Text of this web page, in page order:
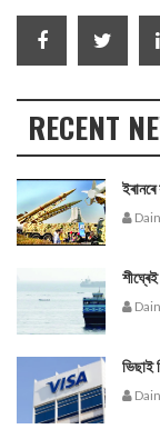
RECENT
ভিছাই